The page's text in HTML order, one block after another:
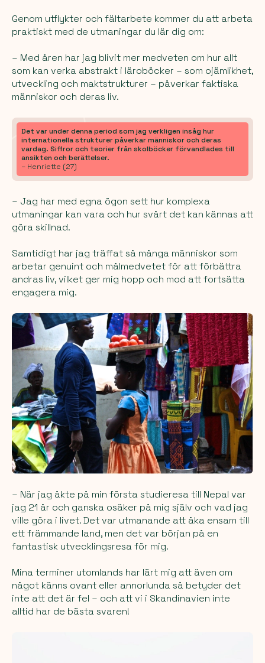
Genom utflykter och fältarbete kommer du att arbeta
praktiskt med de utmaningar du lär dig om:
– Med åren har jag blivit mer medveten om hur allt
som kan verka abstrakt i läroböcker – som ojämlikhet,
utveckling och maktstrukturer – påverkar faktiska
människor och deras liv.
Det var under denna period som jag verkligen insåg hur
internationella strukturer påverkar människor och deras
vardag. Siffror och teorier från skolböcker förvandlades till
ansikten och berättelser.
– Henriette (27)
– Jag har med egna ögon sett hur komplexa
utmaningar kan vara och hur svårt det kan kännas att
göra skillnad.
Samtidigt har jag träffat så många människor som
arbetar genuint och målmedvetet för att förbättra
andras liv, vilket ger mig hopp och mod att fortsätta
engagera mig.
– När jag åkte på min första studieresa till Nepal var
jag 21 år och ganska osäker på mig själv och vad jag
ville göra i livet. Det var utmanande att åka ensam till
ett främmande land, men det var början på en
fantastisk utvecklingsresa för mig.
Mina terminer utomlands har lärt mig att även om
något känns ovant eller annorlunda så betyder det
inte att det är fel – och att vi i Skandinavien inte
alltid har de bästa svaren!